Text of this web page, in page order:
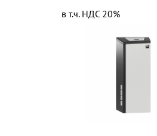
в т.ч. НДС 20%